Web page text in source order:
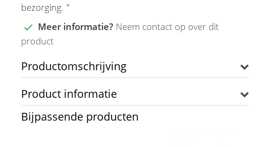
bezorging. "
Meer informatie? Neem contact op over dit
product
Productomschrijving
Product informatie
Bijpassende producten